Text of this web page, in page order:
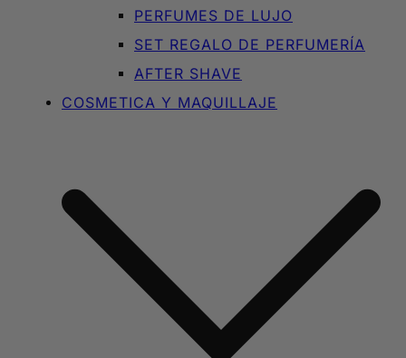
PERFUMES DE LUJO
SET REGALO DE PERFUMERÍA
AFTER SHAVE
COSMETICA Y MAQUILLAJE